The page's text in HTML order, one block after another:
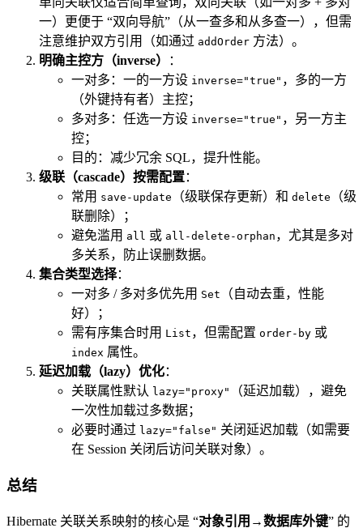
一）更便于 “双向导航”（从一查多和从多查一），但需
注意维护双方引用（如通过 addOrder 方法）。
明确主控方（inverse）
：
一对多：一的一方设 inverse="true" ，多的一方
（外键持有者）主控；
多对多：任选一方设 inverse="true" ，另一方主
控；
目的：减少冗余 SQL，提升性能。
级联（cascade）按需配置：
常用 save-update （级联保存更新）和 delete
（级
联删除）；
避免滥用 all 或 all-delete-orphan ，尤其是多对
多关系，防止误删数据。
集合类型选择：
一对多 / 多对多优先用 Set
（自动去重，性能
好）；
需有序集合时用 List ，但需配置 order-by 或
index 属性。
延迟加载（lazy）优化：
关联属性默认 lazy="proxy"
（延迟加载），避免
一次性加载过多数据；
必要时通过 lazy="false" 关闭延迟加载（如需要
在 Session 关闭后访问关联对象）。
总结
Hibernate 关联关系映射的核心是 “对象引用→数据库外键” 的